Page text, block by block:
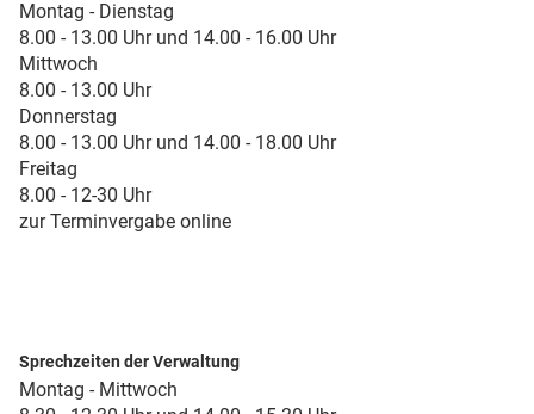
Montag - Dienstag
8.00 - 13.00 Uhr und 14.00 - 16.00 Uhr
Mittwoch
8.00 - 13.00 Uhr
Donnerstag
8.00 - 13.00 Uhr und 14.00 - 18.00 Uhr
Freitag
8.00 - 12-30 Uhr
zur Terminvergabe online
Sprechzeiten der Verwaltung
Montag - Mittwoch